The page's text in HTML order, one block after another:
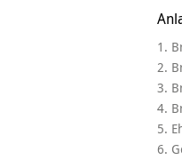
1.
2.
3.
4.
5.
6.